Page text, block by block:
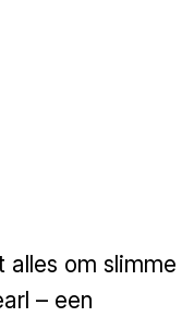
om slimme
– een